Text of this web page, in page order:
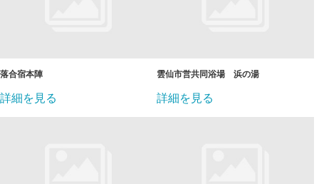
落合宿本陣
詳細を見る
雲仙市営共同浴場 浜の湯
詳細を見る